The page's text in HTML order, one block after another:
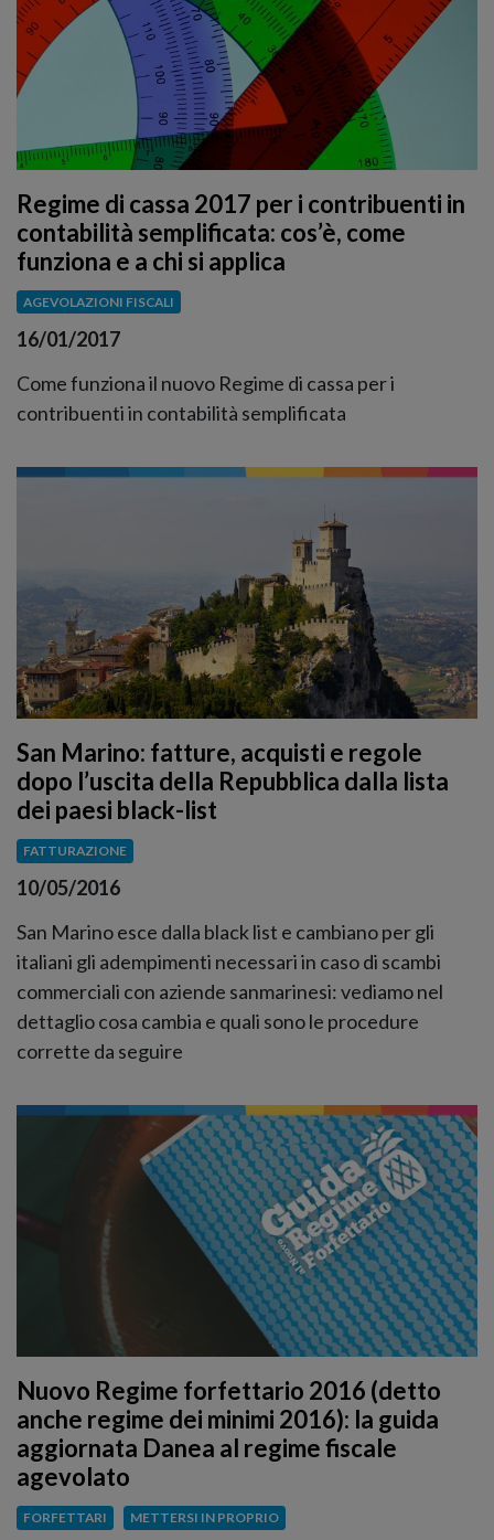
Regime di cassa 2017 per i contribuenti in
contabilità semplificata: cos’è, come
funziona e a chi si applica
AGEVOLAZIONI FISCALI
16/01/2017
Come funziona il nuovo Regime di cassa per i
contribuenti in contabilità semplificata
San Marino: fatture, acquisti e regole
dopo l’uscita della Repubblica dalla lista
dei paesi black-list
FATTURAZIONE
10/05/2016
San Marino esce dalla black list e cambiano per gli
italiani gli adempimenti necessari in caso di scambi
commerciali con aziende sanmarinesi: vediamo nel
dettaglio cosa cambia e quali sono le procedure
corrette da seguire
Nuovo Regime forfettario 2016 (detto
anche regime dei minimi 2016): la guida
aggiornata Danea al regime fiscale
agevolato
FORFETTARI METTERSI IN PROPRIO